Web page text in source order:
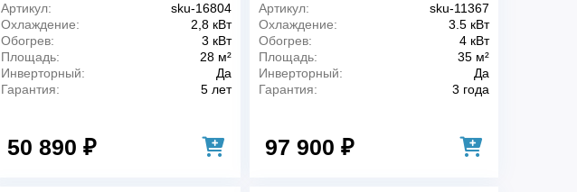
Класс пылевлагозащищенности
Система самодиагностики неисправности
Инверторная технология
Класс энергоэффективности
A
Макс. длина магистрали (трассы)
20 м
Артикул:
sku-16804
Охлаждение:
2,8 кВт
Обогрев:
3 кВт
Площадь:
28 м²
Инверторный:
Да
Гарантия:
5 лет
50 890 ₽
Артикул:
sku-11367
Охлаждение:
3.5 кВт
Обогрев:
4 кВт
Площадь:
35 м²
Инверторный:
Да
Гарантия:
3 года
97 900 ₽